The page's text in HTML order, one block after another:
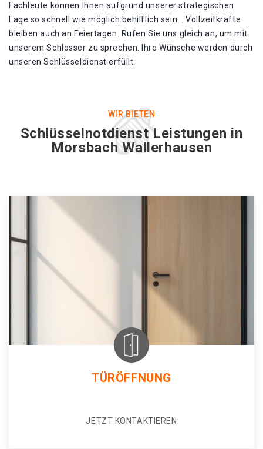
Fachleute können Ihnen aufgrund unserer strategischen
Lage so schnell wie möglich behilflich sein. . Vollzeitkräfte
bleiben auch an Feiertagen. Rufen Sie uns gleich an, um mit
unserem Schlosser zu sprechen. Ihre Wünsche werden durch
unseren Schlüsseldienst erfüllt.
WIR BIETEN
Schlüsselnotdienst Leistungen in
Morsbach Wallerhausen
TÜRÖFFNUNG
JETZT KONTAKTIEREN